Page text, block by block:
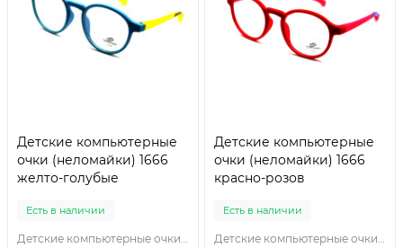
Детские компьютерные
очки (неломайки) 1666
желто-голубые
Есть в наличии
Детские компьютерные очки 1666 желто-голубы
Детские компьютерные
очки (неломайки) 1666
красно-розов
Есть в наличии
Детские компьютерные очки 1666 красно-розов